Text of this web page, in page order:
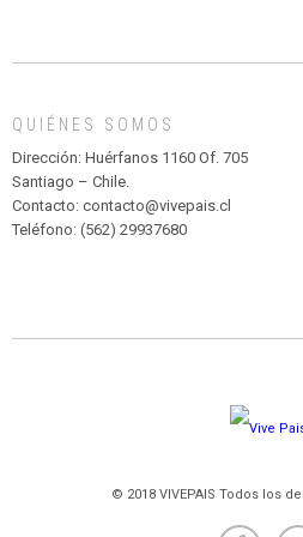
MADAGASCAR
PARQUE
HURATDO
QUIÉNES SOMOS
Dirección: Huérfanos 1160 Of. 705
Santiago – Chile.
Contacto: contacto@vivepais.cl
Teléfono: (562) 29937680
© 2018 VIVEPAIS Todos los